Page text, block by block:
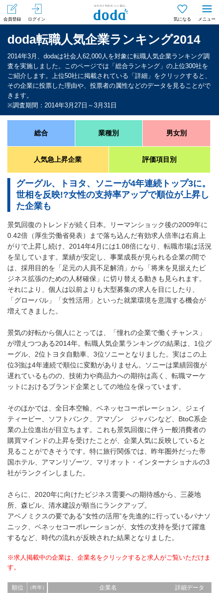
会員登録
ログイン
気になる
doda転職人気企業ランキング2014
2014年3月、dodaは社会人62,000人を対象に転職人気企業ランキング調
査を実施しました。このページでは「総合ランキング」の上位300社を
ご紹介します。上位50社に掲載されている「詳細」をクリックすると、
その企業に投票した理由や、投票者の属性などのデータを見ることがで
きます。
※調査期間：2014年3月27日～3月31日
総合 業種別 男女別
人気急上昇企業 評価項目別
グーグル、トヨタ、ソニーが4年連続トップ3に。
世相を反映!?女性の支持率アップで順位が上昇し
た企業も
景気回復のトレンドが続く日本。リーマンショック後の2009年に
0.42倍（厚生労働省発表）まで落ち込んだ有効求人倍率は右肩上
がりで上昇し続け、2014年4月には1.08倍になり、転職市場は活況
を呈しています。業績が安定し、事業成長が見られる企業の間で
は、採用目的を「足元の人員不足解消」から「将来を見据えたビ
ジネス拡張のための人材確保」に切り替える動きも見られます。
それにより、個人は以前よりも大型募集の求人を目にしたり、
「グローバル」「女性活用」といった就業環境を意識する機会が
増えてきました。
景気の好転から個人にとっては、「憧れの企業で働くチャンス」
が増えつつある2014年。転職人気企業ランキングの結果は、1位グ
ーグル、2位トヨタ自動車、3位ソニーとなりました。実はこの上
位3強は4年連続で順位に変動がありません。ソニーは業績回復が
遅れているものの、技術力や商品力への期待は高く、転職マーケ
ットにおけるブランド企業としての地位を保っています。
そのほかでは、全日本空輸、ベネッセコーポレーション、ジェイ
ティービー、ソフトバンク、アマゾン ジャパンなど、BtoC系企
業の上位進出が目立ちます。これも景気回復に伴う一般消費者の
購買マインドの上昇を受けたことが、企業人気に反映していると
見ることができそうです。特に旅行関係では、昨年圏外だった帝
国ホテル、アマンリゾーツ、マリオット・インターナショナルの3
社がランクインしました。
さらに、2020年に向けたビジネス需要への期待感から、三菱地
所、森ビル、清水建設が順当にランクアップ。
アベノミクスの要である“女性の活用”を先進的に行っているパナソ
ニック、ベネッセコーポレーションが、女性の支持を受けて躍進
するなど、時代の流れが反映された結果となりました。
※求人掲載中の企業は、企業名をクリックすると求人がご覧いただけま
す。
順位 （昨年） 企業名 詳細データ